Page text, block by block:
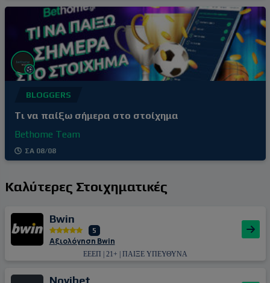
BLOGGERS
Tι να παίξω σήμερα στο στοίχημα
Bethome Team
ΣΑ 08/08
Καλύτερες Στοιχηματικές
Bwin
5
Αξιολόγηση Bwin
ΕΕΕΠ | 21+ | ΠΑΙΞΕ ΥΠΕΥΘΥΝΑ
Novibet